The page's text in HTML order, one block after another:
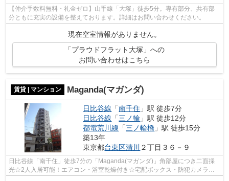
【仲介手数料無料・礼金ゼロ】山手線「大塚」徒歩5分。専有部分、共有部
分ともに充実の設備を整えております。詳細はお問い合わせください。
現在空室情報がありません。
「プラウドフラット大塚」への
お問い合わせはこちら
賃貸 | マンション Maganda(マガンダ)
日比谷線 「南千住 」駅 徒歩7分
日比谷線 「三ノ輪 」駅 徒歩12分
都電荒川線 「三ノ輪橋 」駅 徒歩15分
築13年
東京都台東区清川 ２丁目３６－９
日比谷線「南千住」徒歩7分の「Maganda(マガンダ)」角部屋につき二面採
光☆2人入居可能！エアコン・浴室乾燥付き☆宅配ボックス・防犯カメラ・